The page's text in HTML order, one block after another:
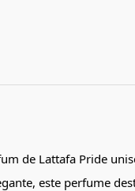
de Lattafa Pride
este perfume